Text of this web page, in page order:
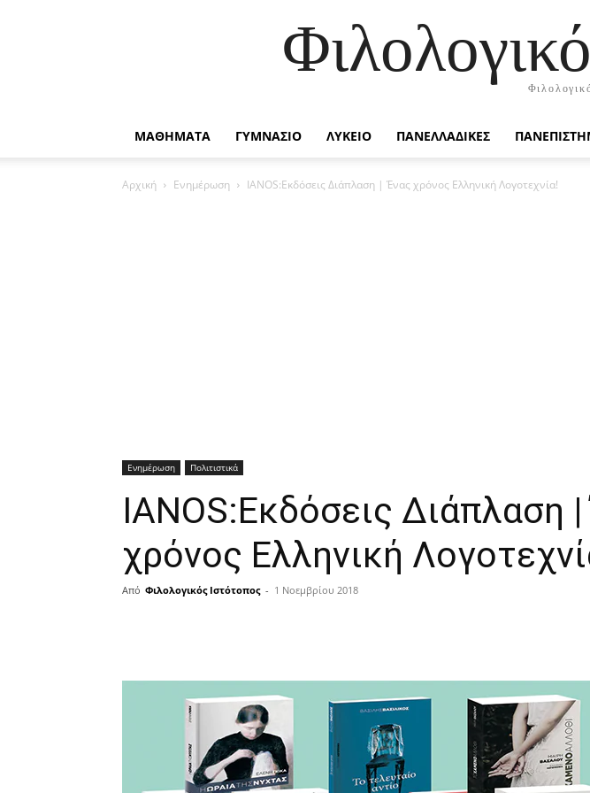
ΜΑΘΗΜΑΤΑ ΓΥΜΝΑΣΙΟ ΛΥΚΕΙΟ ΠΑΝΕΛΛΑΔΙΚΕΣ
Αρχική Ενημέρωση IANOS:Εκδόσεις Διάπλαση | Ένας χρόνος Ελληνική Λογοτεχνία!
Ενημέρωση Πολιτιστικά
IANOS:Εκδόσεις Διάπλαση
χρόνος Ελληνική
Από Φιλολογικός Ιστότοπος - 1 Νοεμβρίου 2018